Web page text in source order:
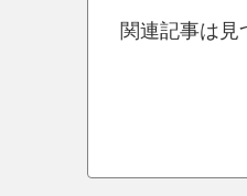
関連記事は見